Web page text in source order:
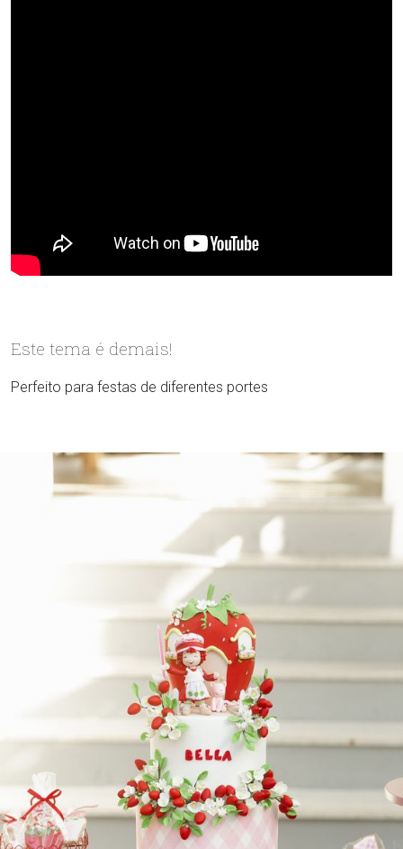
Este tema é demais!
Perfeito para festas de diferentes portes